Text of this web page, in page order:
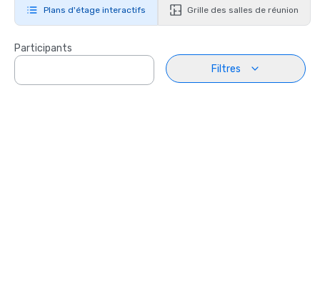
Plans d'étage interactifs Grille des salles de réunion
Participants
Filtres